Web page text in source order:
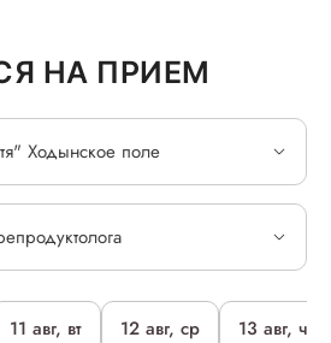
НА ПРИЕМ
11 авг, вт 12 авг, ср 13 авг, чт
Ходынское поле